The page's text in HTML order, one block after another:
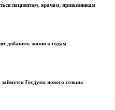
пациентам, врачам, призывникам
добавить жизни к годам
Госдума нового созыва